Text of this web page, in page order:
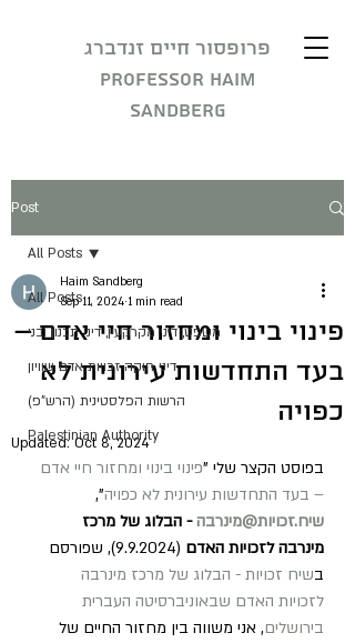
פרופסור חיים זנדברג
Professor Haim
Sandberg
Post
All Posts
משפט, דיני מקרקעין, דיני תכנון ובני
דיני חוקה זכויות אדם שוויון
הרשות הפלסטינית (הרש"פ)
Palestinian Authority
All Posts
פינוי בינוי ומחזור חיי אדם –
בעד התחדשות עירונית לא
כפויה
Haim Sandberg
Sep 11, 2024 1 min read
Updated:Oct 8, 2024
בפוסט הקצר שלי "פינוי בינוי ומחזור חיי אדם
– בעד התחדשות עירונית לא כפויה",
שיח.זכויות@מינרבה - הבלוג של מרכז
מינרבה לזכויות האדם
(9.9.2024), שפורסם
בשיח זכויות - הבלוג של מרכז מינרבה
לזכויות האדם שבאוניברסיטה העברית
בירושלים, אני משווה בין מחזור החיים של